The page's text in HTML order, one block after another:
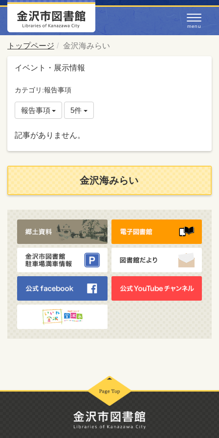
トップページ 金沢海みらい
イベント・展示情報
カテゴリ:報告事項
報告事項 5件
記事がありません。
金沢海みらい